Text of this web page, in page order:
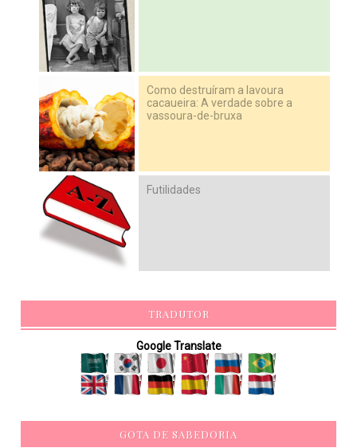
Como destruíram a lavoura
cacaueira: A verdade sobre a
vassoura-de-bruxa
Futilidades
TRADUTOR
Google Translate
GOTA DE SABEDORIA